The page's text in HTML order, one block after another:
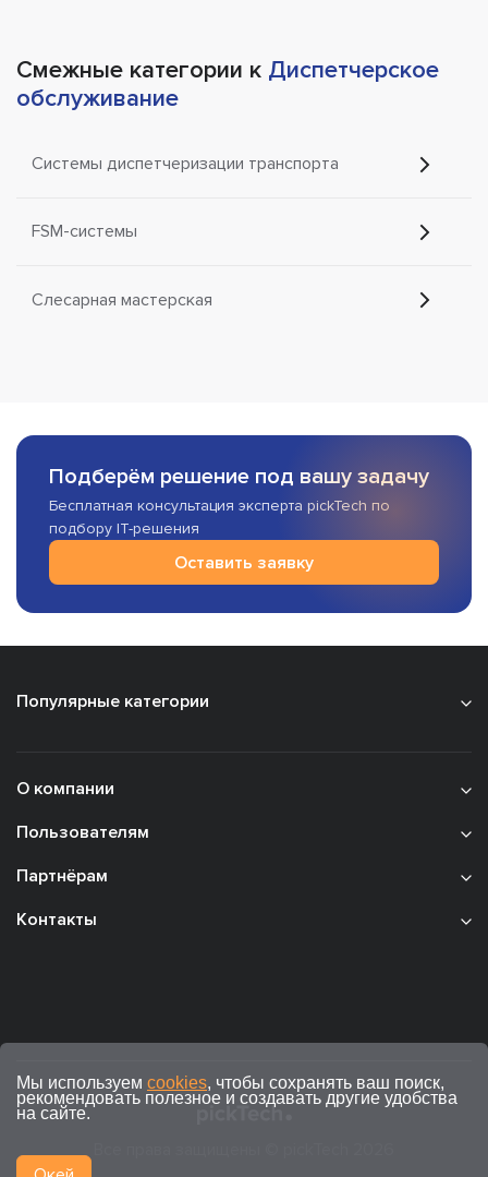
Смежные категории к Диспетчерское
обслуживание
Системы диспетчеризации транспорта
FSM-системы
Слесарная мастерская
Подберём решение под вашу задачу
Бесплатная консультация эксперта pickTech по
подбору IT-решения
Оставить заявку
Популярные категории
О компании
Пользователям
Партнёрам
Контакты
Мы используем cookies, чтобы сохранять ваш поиск,
рекомендовать полезное и создавать другие удобства
на сайте.